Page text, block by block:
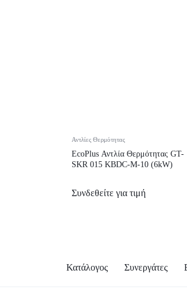
Αντλίες Θερμότητας
EcoPlus Αντλία Θερμότητας GT-
SKR 015 KBDC-M-10 (6kW)
Συνδεθείτε για τιμή
Κατάλογος Συνεργάτες